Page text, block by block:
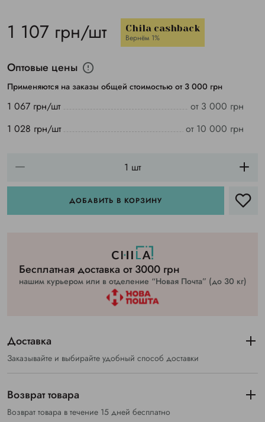
1 107 грн/шт Chila cashback
Вернём 1%
Оптовые цены
Применяются на заказы общей стоимостью от 3 000 грн
1 067 грн/шт
от 3 000 грн
1 028 грн/шт
от 10 000 грн
ДОБАВИТЬ В КОРЗИНУ
Бесплатная доставка от 3000 грн
нашим курьером или в отделение “Новая Почта” (до 30 кг)
Доставка
Заказывайте и выбирайте удобный способ доставки
Возврат товара
Возврат товара в течение 15 дней бесплатно